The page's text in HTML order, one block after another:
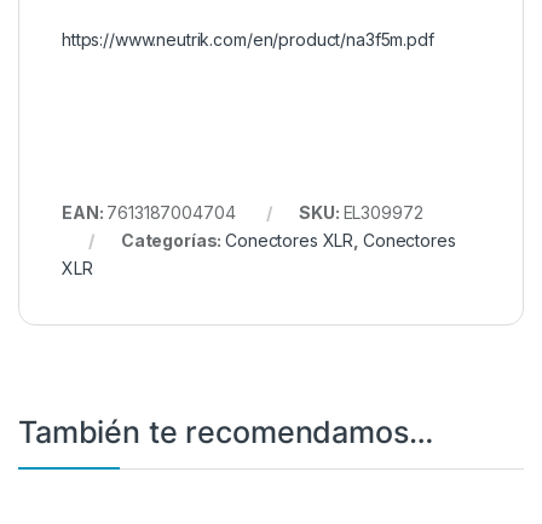
https://www.neutrik.com/en/product/na3f5m.pdf
EAN: 7613187004704 SKU: EL309972
Categorías:Conectores XLR Conectores
XLR
También te recomendamos…